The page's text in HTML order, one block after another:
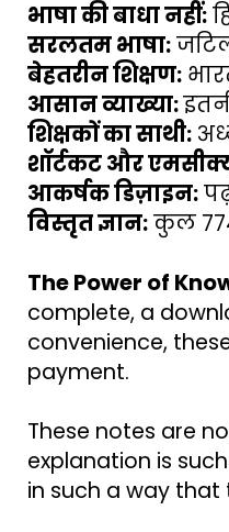
भाषा की बाधा नहीं:
सरलतम भाषा:
बेहतरीन शिक्षण:
आसान व्याख्या:
शिक्षकों का साथी:
शॉर्टकट और
आकर्षक डिज़ाइन:
विस्तृत ज्ञान: कुल
The Power of
complete, a
convenience,
payment.
These notes are
explanation is
in such a way